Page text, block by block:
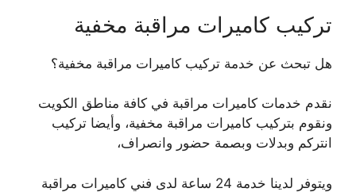
تركيب كاميرات مراقبة مخفية
هل تبحث عن خدمة تركيب كاميرات مراقبة مخفية؟
نقدم خدمات كاميرات مراقبة في كافة مناطق الكويت
ونقوم بتركيب كاميرات مراقبة مخفية، وأيضا تركيب
انتركم وبدلات وبصمة حضور وانصراف،
ويتوفر لدينا خدمة 24 ساعة لدى فني كاميرات مراقبة